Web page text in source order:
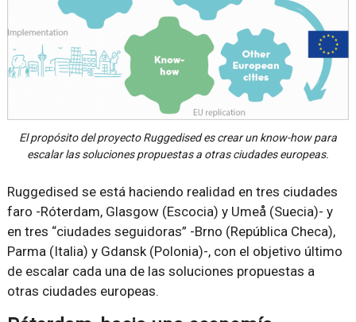
El propósito del proyecto Ruggedised es crear un know-how para
escalar las soluciones propuestas a otras ciudades europeas.
Ruggedised se está haciendo realidad en tres ciudades
faro -Róterdam, Glasgow (Escocia) y Umeå (Suecia)- y
en tres “ciudades seguidoras” -Brno (República Checa),
Parma (Italia) y Gdansk (Polonia)-, con el objetivo último
de escalar cada una de las soluciones propuestas a
otras ciudades europeas.